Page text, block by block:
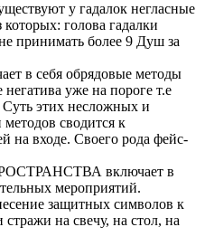
у гадалок негласные
голова гадалки
принимать более 9 Душ за
в себя обрядовые методы
уже на пороге т.е
этих несложных и
сводится к
на входе. Своего рода фейс-
включает в
мероприятий.
защитных символов к
на свечу, на стол, на